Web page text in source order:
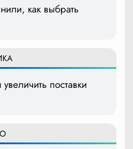
как выбрать
поставки